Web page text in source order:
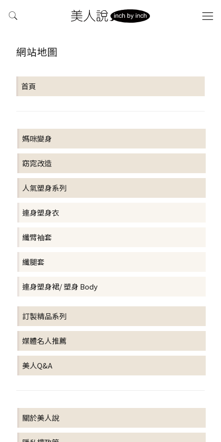
網站地圖
首頁
媽咪變身
窈窕改造
人氣塑身系列
連身塑身衣
纖臂袖套
纖腿套
連身塑身裙/ 塑身 Body
訂製精品系列
媒體名人推薦
美人Q&A
關於美人說